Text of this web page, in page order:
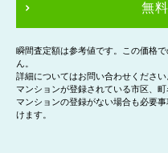
無
瞬間査定額は参考値です。この価格
ん。
詳細についてはお問い合わせください
マンションが登録されている市区、町
マンションの登録がない場合も必要
けます。